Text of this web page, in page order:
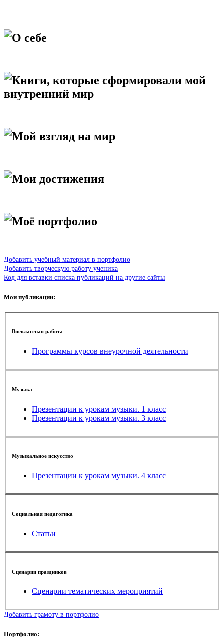
О себе
Книги, которые сформировали мой
внутренний мир
Мой взгляд на мир
Мои достижения
Моё портфолио
Добавить учебный материал в портфолио
Добавить творческую работу ученика
Код для вставки списка публикаций на другие сайты
Мои публикации:
Внеклассная работа
Программы курсов внеурочной деятельности
Музыка
Презентации к урокам музыки. 1 класс
Презентации к урокам музыки. 3 класс
Музыкальное искусство
Презентации к урокам музыки. 4 класс
Социальная педагогика
Статьи
Сценарии праздников
Сценарии тематических мероприятий
Добавить грамоту в портфолио
Портфолио: